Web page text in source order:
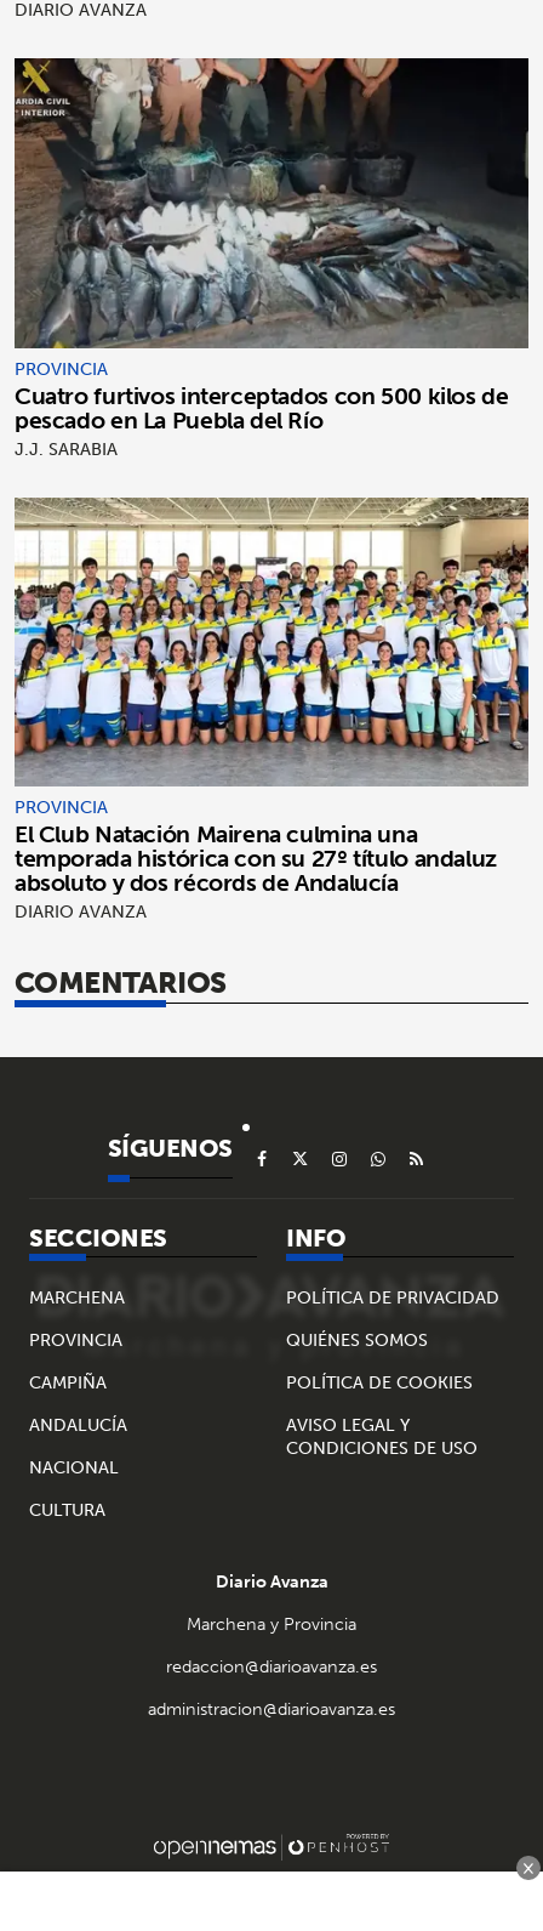
DIARIO AVANZA
PROVINCIA
Cuatro furtivos interceptados con 500 kilos de
pescado en La Puebla del Río
J.J. SARABIA
PROVINCIA
El Club Natación Mairena culmina una
temporada histórica con su 27º título andaluz
absoluto y dos récords de Andalucía
DIARIO AVANZA
COMENTARIOS
SÍGUENOS
SECCIONES
MARCHENA
PROVINCIA
CAMPIÑA
ANDALUCÍA
NACIONAL
CULTURA
INFO
POLÍTICA DE PRIVACIDAD
QUIÉNES SOMOS
POLÍTICA DE COOKIES
AVISO LEGAL Y
CONDICIONES DE USO
Diario Avanza
Marchena y Provincia
redaccion@diarioavanza.es
administracion@diarioavanza.es
×